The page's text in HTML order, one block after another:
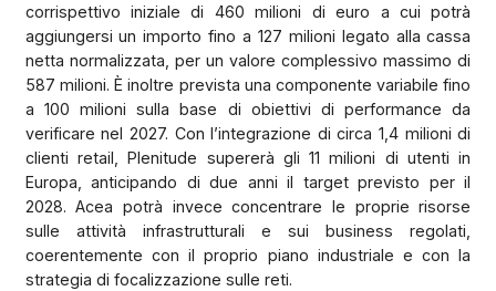
corrispettivo iniziale di 460 milioni di euro a cui potrà
aggiungersi un importo fino a 127 milioni legato alla cassa
netta normalizzata, per un valore complessivo massimo di
587 milioni. È inoltre prevista una componente variabile fino
a 100 milioni sulla base di obiettivi di performance da
verificare nel 2027. Con l’integrazione di circa 1,4 milioni di
clienti retail, Plenitude supererà gli 11 milioni di utenti in
Europa, anticipando di due anni il target previsto per il
2028. Acea potrà invece concentrare le proprie risorse
sulle attività infrastrutturali e sui business regolati,
coerentemente con il proprio piano industriale e con la
strategia di focalizzazione sulle reti.